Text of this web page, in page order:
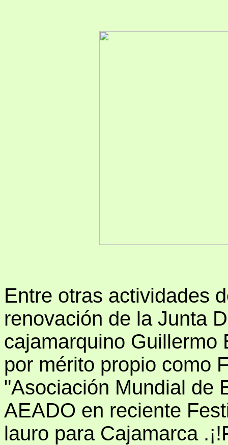
Entre otras actividades
renovación de la Junta
cajamarquino Guillermo
por mérito propio como
"Asociación Mundial de
AEADO en reciente
lauro para Cajamarca